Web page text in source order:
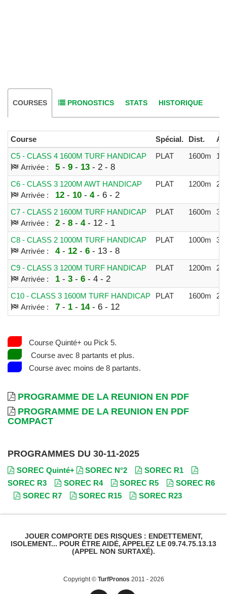
COURSES PRONOSTICS STATS HISTORIQUE
Course Spécial. Dist.
C5 - CLASS 4 1600M TURF HANDICAP
Arrivée :
5- 9- 13- 2 - 8
PLAT 1600m
C6 - CLASS 3 1200M AWT HANDICAP
Arrivée :
12- 10- 4- 6 - 2
PLAT 1200m
C7 - CLASS 2 1600M TURF HANDICAP
Arrivée :
2- 8- 4- 12 - 1
PLAT 1600m
C8 - CLASS 2 1000M TURF HANDICAP
Arrivée :
4- 12- 6- 13 - 8
PLAT 1000m
C9 - CLASS 3 1200M TURF HANDICAP
Arrivée :
1 - 3- 6- 4 - 2
PLAT 1200m
C10 - CLASS 3 1600M TURF HANDICAP
Arrivée :
7- 1 - 14- 6 - 12
PLAT 1600m
Course Quinté+ ou Pick 5.
Course avec 8 partants et plus.
Course avec moins de 8 partants.
PROGRAMME DE LA REUNION EN PDF
PROGRAMME DE LA REUNION EN PDF
COMPACT
PROGRAMMES DU 30-11-2025
SOREC Quinté+ SOREC N°2
SOREC R1
SOREC R3
SOREC R4 SOREC R5
SOREC R6
SOREC R7
SOREC R15 SOREC R23
JOUER COMPORTE DES RISQUES : ENDETTEMENT,
ISOLEMENT... POUR ÊTRE AIDÉ, APPELEZ LE 09.74.75.13.13
(APPEL NON SURTAXÉ).
Copyright © TurfPronos 2011 - 2026